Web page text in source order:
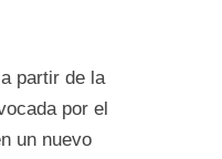
partir de la
por el
un nuevo